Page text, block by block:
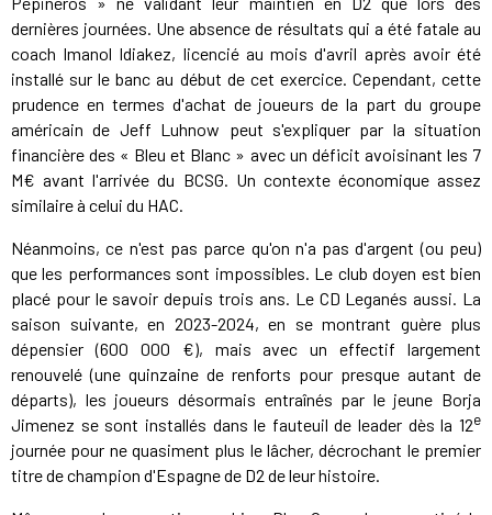
dernières journées. Une absence de résultats qui a été fatale au
coach Imanol Idiakez, licencié au mois d'avril après avoir été
installé sur le banc au début de cet exercice. Cependant, cette
prudence en termes d'achat de joueurs de la part du groupe
américain de Jeff Luhnow peut s'expliquer par la situation
financière des « Bleu et Blanc » avec un déficit avoisinant les 7
M€ avant l'arrivée du BCSG. Un contexte économique assez
similaire à celui du HAC.
Néanmoins, ce n'est pas parce qu'on n'a pas d'argent (ou peu)
que les performances sont impossibles. Le club doyen est bien
placé pour le savoir depuis trois ans. Le CD Leganés aussi. La
saison suivante, en 2023-2024, en se montrant guère plus
dépensier (600 000 €), mais avec un effectif largement
renouvelé (une quinzaine de renforts pour presque autant de
départs), les joueurs désormais entraînés par le jeune Borja
Jimenez se sont installés dans le fauteuil de leader dès la 12e
journée pour ne quasiment plus le lâcher, décrochant le premier
titre de champion d'Espagne de D2 de leur histoire.